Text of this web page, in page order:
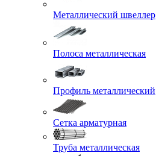
Металлический швеллер
Полоса металлическая
Профиль металлический
Сетка арматурная
Труба металлическая